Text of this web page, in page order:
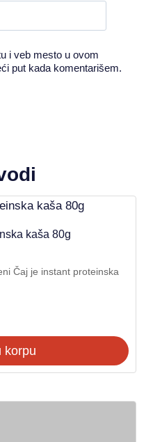
i veb mesto u ovom
put kada komentarišem.
kaša 80g
Čaj je instant proteinska
korpu